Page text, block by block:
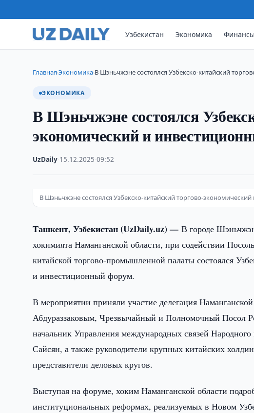
Узбекистан Экономика Финансы
Главная›Экономика›В Шэньчжэне состоялся Узбекско-китайский
ЭКОНОМИКА
В Шэньчжэне состоялся
экономический и
UzDaily 15.12.2025 ·09:52
В Шэньчжэне состоялся Узбекско-китайский торгово-
Ташкент, Узбекистан (UzDaily.uz) —В городе
хокимията Наманганской области, при содействии
китайской торгово-промышленной палаты состоялся
и инвестиционный форум.
В мероприятии приняли участие делегация
Абдураззаковым, Чрезвычайный и Полномочный Посол
начальник Управления международных связей
Сайсян, а также руководители крупных китайских
представители деловых кругов.
Выступая на форуме, хоким Наманганской области
институциональных реформах, реализуемых в Новом